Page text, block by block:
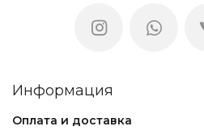
Информация
Оплата и доставка